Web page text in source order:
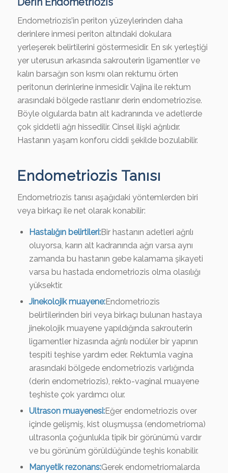
Endometriozis’in periton yüzeylerinden daha
derinlere inmesi periton altındaki dokulara
yerleşerek belirtilerini göstermesidir. En sık yerleştiği
yer uterusun arkasında sakrouterin ligamentler ve
kalın barsağın son kısmı olan rektumu örten
peritonun derinlerine inmesidir. Vajina ile rektum
arasındaki bölgede rastlanır derin endometriozise.
Böyle olgularda batın alt kadranında ve adetlerde
çok şiddetli ağrı hissedilir. Cinsel ilişki ağrılıdır.
Hastanın yaşam konforu ciddi şekilde bozulabilir.
Endometriozis Tanısı
Endometriozis tanısı aşağıdaki yöntemlerden biri
veya birkaçı ile net olarak konabilir:
Hastalığın belirtileri:Bir hastanın adetleri ağrılı
oluyorsa, karın alt kadranında ağrı varsa aynı
zamanda bu hastanın gebe kalamama şikayeti
varsa bu hastada endometriozis olma olasılığı
yüksektir.
Jinekolojik muayene:Endometriozis
belirtilerinden biri veya birkaçı bulunan hastaya
jinekolojik muayene yapıldığında sakrouterin
ligamentler hizasında ağrılı nodüler bir yapının
tespiti teşhise yardım eder. Rektumla vagina
arasındaki bölgede endometriozis varlığında
(derin endometriozis), rekto-vaginal muayene
teşhiste çok yardımcı olur.
Ultrason muayenesi:Eğer endometriozis over
içinde gelişmiş, kist oluşmuşsa (endometrioma)
ultrasonla çoğunlukla tipik bir görünümü vardır
ve bu görünüm görüldüğünde teşhis konabilir.
Manyetik rezonans:Gerek endometriomalarda